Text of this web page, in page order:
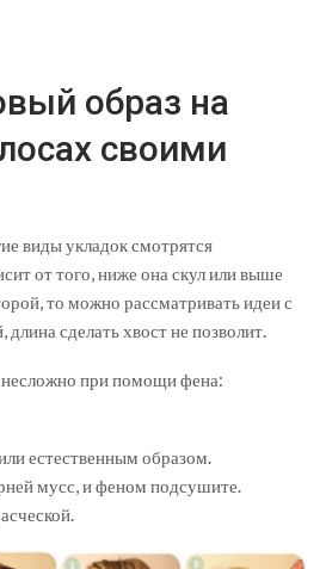
образ на
своими
виды укладок смотрятся
от того, ниже она скул или выше
то можно рассматривать идеи с
сделать хвост не позволит.
при помощи фена:
естественным образом.
мусс, и феном подсушите.